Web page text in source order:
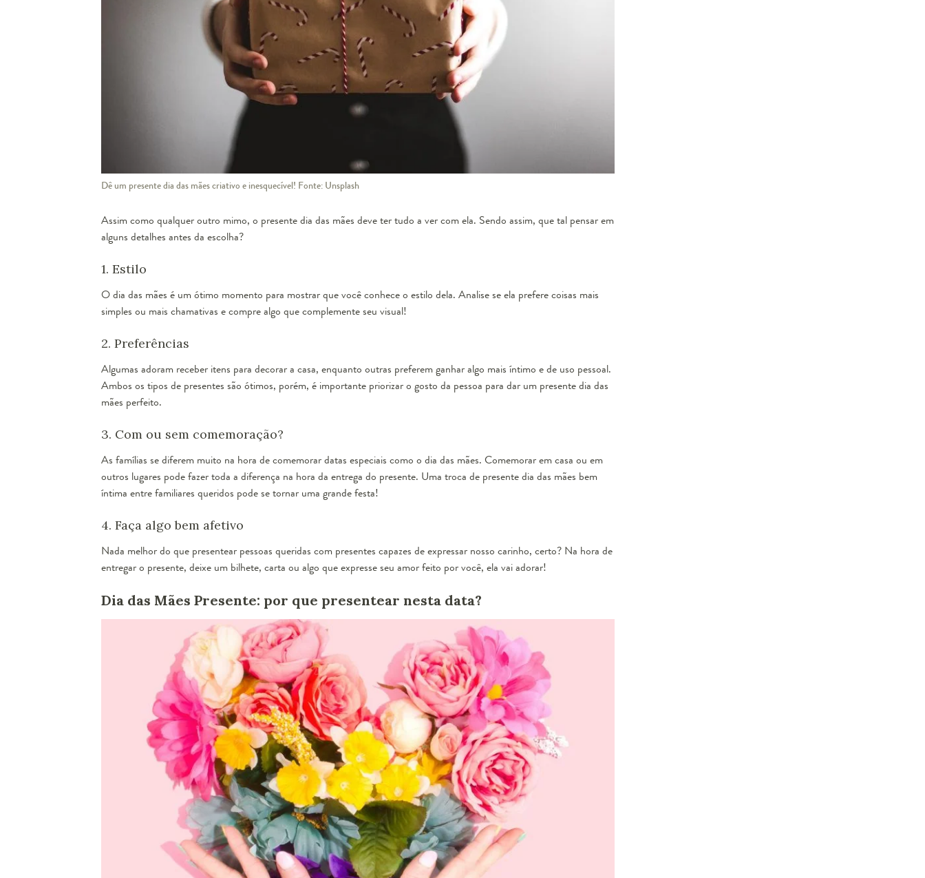
Dê um presente dia das mães criativo e inesquecível! Fonte: Unsplash
Assim como qualquer outro mimo, o presente dia das mães deve ter tudo a ver com ela. Sendo assim, que tal pensar em
alguns detalhes antes da escolha?
1. Estilo
O dia das mães é um ótimo momento para mostrar que você conhece o estilo dela. Analise se ela prefere coisas mais
simples ou mais chamativas e compre algo que complemente seu visual!
2. Preferências
Algumas adoram receber itens para decorar a casa, enquanto outras preferem ganhar algo mais íntimo e de uso pessoal.
Ambos os tipos de presentes são ótimos, porém, é importante priorizar o gosto da pessoa para dar um presente dia das
mães perfeito.
3. Com ou sem comemoração?
As famílias se diferem muito na hora de comemorar datas especiais como o dia das mães. Comemorar em casa ou em
outros lugares pode fazer toda a diferença na hora da entrega do presente. Uma troca de presente dia das mães bem
íntima entre familiares queridos pode se tornar uma grande festa!
4. Faça algo bem afetivo
Nada melhor do que presentear pessoas queridas com presentes capazes de expressar nosso carinho, certo? Na hora de
entregar o presente, deixe um bilhete, carta ou algo que expresse seu amor feito por você, ela vai adorar!
Dia das Mães Presente: por que presentear nesta data?